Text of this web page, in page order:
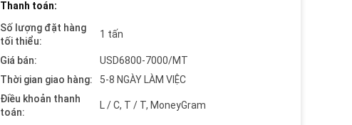
Thanh toán:
Số lượng đặt hàng
tối thiểu:
1 tấn
Giá bán:
USD6800-7000/MT
Thời gian giao hàng:
5-8 NGÀY LÀM VIỆC
Điều khoản thanh
toán:
L / C, T / T, MoneyGram